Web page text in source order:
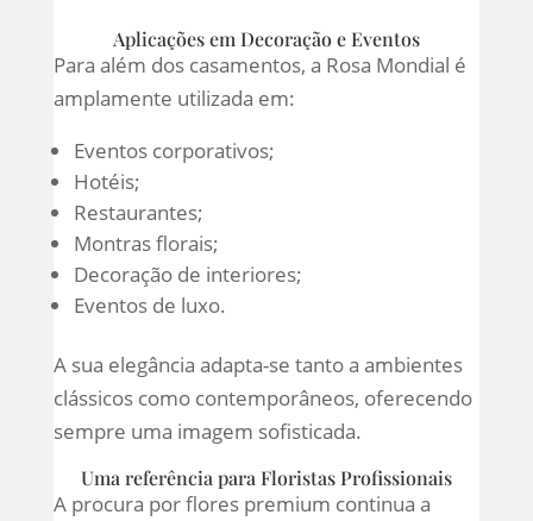
Aplicações em Decoração e Eventos
Para além dos casamentos, a Rosa Mondial é
amplamente utilizada em:
Eventos corporativos;
Hotéis;
Restaurantes;
Montras florais;
Decoração de interiores;
Eventos de luxo.
A sua elegância adapta-se tanto a ambientes
clássicos como contemporâneos, oferecendo
sempre uma imagem sofisticada.
Uma referência para Floristas Profissionais
A procura por flores premium continua a